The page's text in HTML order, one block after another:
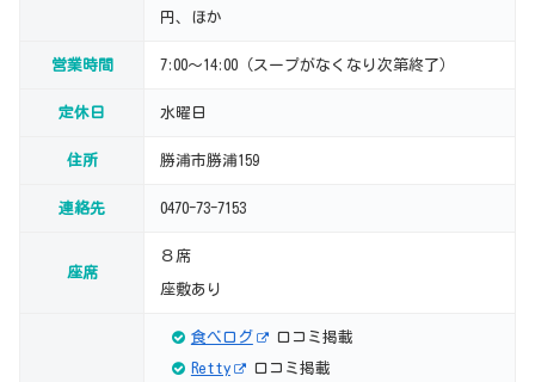
円、ほか
営業時間 7:00～14:00（スープがなくなり次第終了）
定休日 水曜日
住所 勝浦市勝浦159
連絡先 0470-73-7153
座席
８席
座敷あり
食べログ
口コミ掲載
Retty
口コミ掲載